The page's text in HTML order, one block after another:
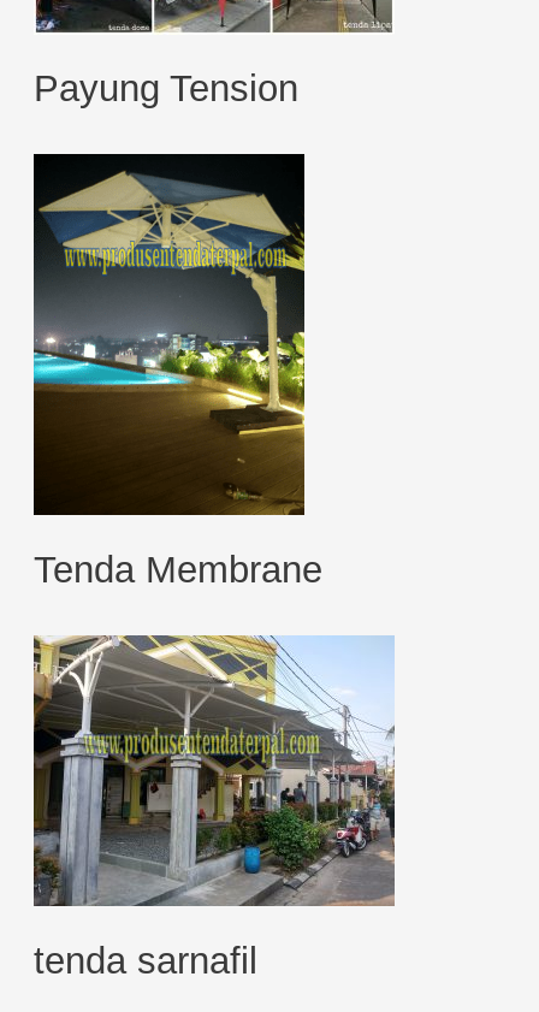
Payung Tension
Tenda Membrane
tenda sarnafil